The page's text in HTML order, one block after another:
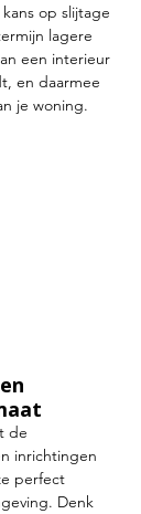
op slijtage
lagere
een interieur
en daarmee
je woning.
de
inrichtingen
perfect
Denk